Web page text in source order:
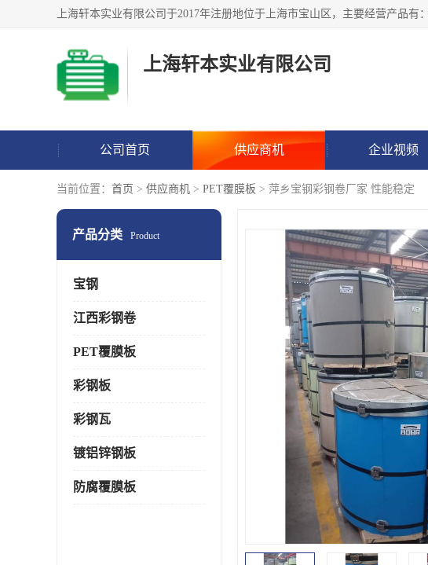
上海轩本实业有限公司
公司首页 供应商机 企业视频
当前位置： 首页 > 供应商机 > PET覆膜板 > 萍乡宝钢彩钢卷厂家 性能稳定
产品分类 Product
宝钢
江西彩钢卷
PET覆膜板
彩钢板
彩钢瓦
镀铝锌钢板
防腐覆膜板